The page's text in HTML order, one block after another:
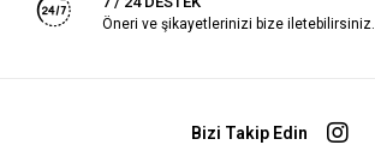
Öneri ve şikayetlerinizi bize iletebilirsiniz.
Bizi Takip Edin